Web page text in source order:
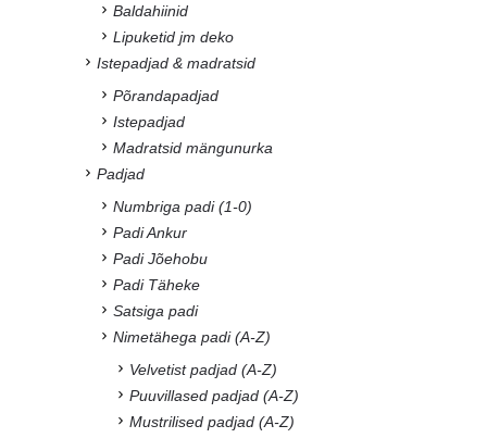
Baldahiinid
Lipuketid jm deko
Istepadjad & madratsid
Põrandapadjad
Istepadjad
Madratsid mängunurka
Padjad
Numbriga padi (1-0)
Padi Ankur
Padi Jõehobu
Padi Täheke
Satsiga padi
Nimetähega padi (A-Z)
Velvetist padjad (A-Z)
Puuvillased padjad (A-Z)
Mustrilised padjad (A-Z)